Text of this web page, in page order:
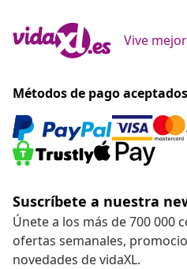
Vive
Métodos de pago aceptados
Suscríbete a nuestra
Únete a los más de 700 000
ofertas semanales,
novedades de vidaXL.